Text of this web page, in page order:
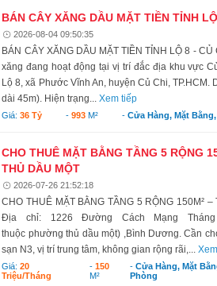
BÁN CÂY XĂNG DẦU MẶT TIỀN TỈNH
2026-08-04 09:50:35
BÁN CÂY XĂNG DẦU MẶT TIỀN TỈNH LỘ 8 -
xăng đang hoạt động tại vị trí đắc địa khu vực
Lộ 8, xã Phước Vĩnh An, huyện Củ Chi, TP.HCM.
dài 45m). Hiện trạng...Xem tiếp
Giá:36 Tỷ -993 M² - Cửa Hàng, Mặt
CHO THUÊ MẶT BẰNG TẦNG 5 RỘNG
THỦ DẦU MỘT
2026-07-26 21:52:18
CHO THUÊ MẶT BẰNG TẦNG 5 RỘNG 150M²
Địa chỉ: 1226 Đường Cách Mạng
thuộc phường thủ dầu một) ,Bình Dương. Cần
sạn N3, vị trí trung tâm, không gian rộng rãi,...
Giá:20
Triệu/tháng
-150
M²
- Cửa Hàng, Mặt
Phòng